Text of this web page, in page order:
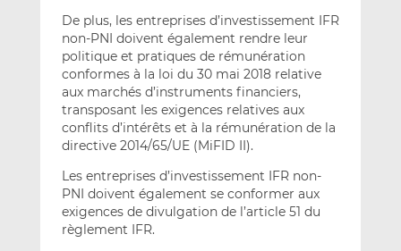
De plus, les entreprises d’investissement IFR
non-PNI doivent également rendre leur
politique et pratiques de rémunération
conformes à la loi du 30 mai 2018 relative
aux marchés d’instruments financiers,
transposant les exigences relatives aux
conflits d’intérêts et à la rémunération de la
directive 2014/65/UE (MiFID II).
Les entreprises d’investissement IFR non-
PNI doivent également se conformer aux
exigences de divulgation de l’article 51 du
règlement IFR.